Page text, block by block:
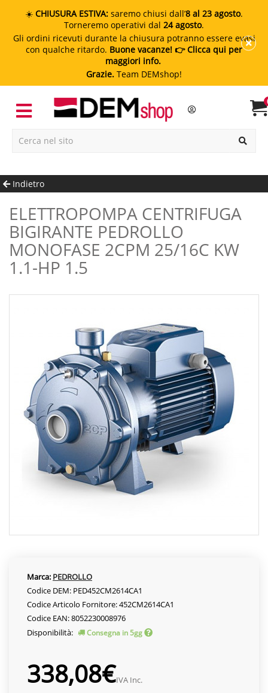
☀️ CHIUSURA ESTIVA: saremo chiusi dall’8 al 23 agosto.
Torneremo operativi dal 24 agosto.
Gli ordini ricevuti durante la chiusura potranno essere evasi
con qualche ritardo. Buone vacanze! 👉 Clicca qui per
maggiori info.
Grazie. Team DEMshop!
Indietro
ELETTROPOMPA CENTRIFUGA
BIGIRANTE PEDROLLO
MONOFASE 2CPM 25/16C KW
1.1-HP 1.5
Marca: PEDROLLO
Codice DEM: PED452CM2614CA1
Codice Articolo Fornitore: 452CM2614CA1
Codice EAN: 8052230008976
Disponibilità:
Consegna in 5gg
338,08€IVA Inc.